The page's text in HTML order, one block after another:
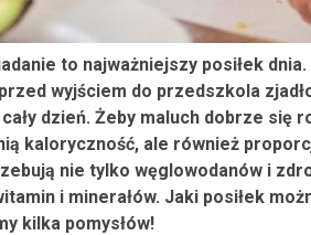
to najważniejszy posiłek
wyjściem do przedszkola
dzień. Żeby maluch dobrze się
kaloryczność, ale również
nie tylko węglowodanów i
i minerałów. Jaki posiłek
kilka pomysłów!